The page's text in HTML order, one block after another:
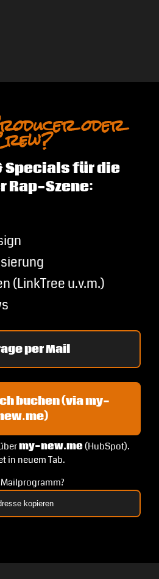
oder
Specials für die
Rap-Szene:
(LinkTree u.v.m.)
per Mail
buchen (via my-
my-new.me(HubSpot).
in neuem Tab.
kopieren